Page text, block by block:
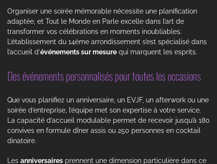
Organiser une soirée mémorable nécessite une planification
adaptée, et Tout le Monde en Parle excelle dans l’art de
transformer vos célébrations en moments inoubliables.
L’établissement du 14ème arrondissement s’est spécialisé dans
l’accueil d’événements sur mesure qui marquent les esprits.
Des événements personnalisés pour toutes les occasions
Que vous planifiez un anniversaire, un EVJF, un afterwork ou une
soirée d’entreprise, l’équipe met son expertise à votre service.
La capacité d’accueil modulable permet de recevoir jusqu’à 180
convives en formule dîner assis ou 250 personnes en cocktail
dinatoire.
Les anniversaires prennent une dimension particulière dans ce